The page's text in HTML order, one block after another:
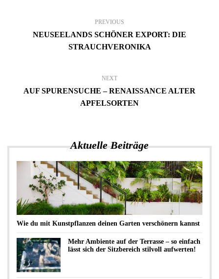
PREVIOUS
NEUSEELANDS SCHÖNER EXPORT: DIE
STRAUCHVERONIKA
NEXT
AUF SPURENSUCHE – RENAISSANCE ALTER
APFELSORTEN
Aktuelle Beiträge
Wie du mit Kunstpflanzen deinen Garten verschönern kannst
Mehr Ambiente auf der Terrasse – so einfach
lässt sich der Sitzbereich stilvoll aufwerten!